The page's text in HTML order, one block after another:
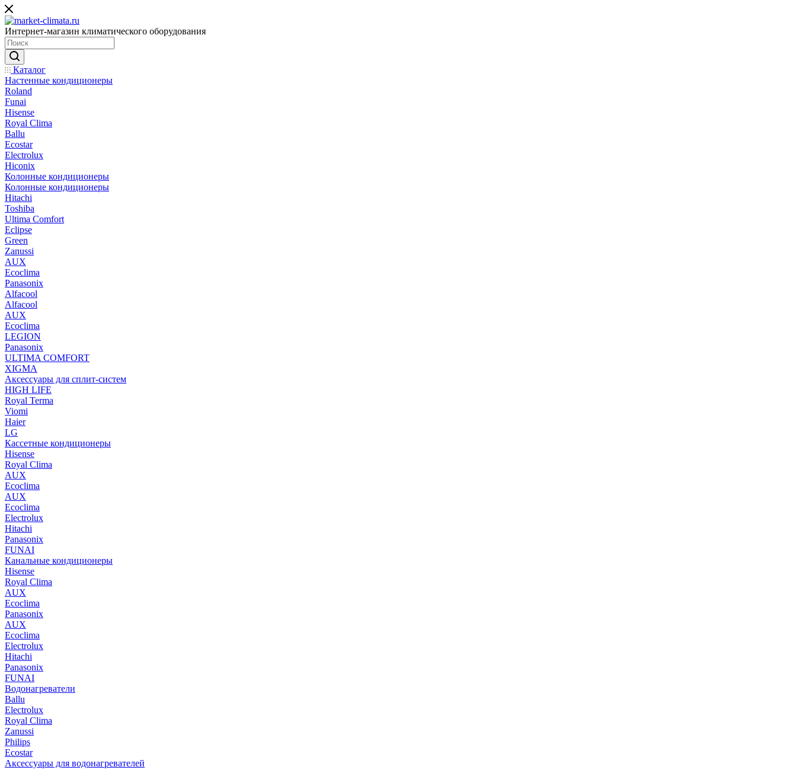
Интернет-магазин климатического оборудования
Каталог
Настенные кондиционеры
Roland
Funai
Hisense
Royal Clima
Ballu
Ecostar
Electrolux
Hiconix
Колонные кондиционеры
Колонные кондиционеры
Hitachi
Toshiba
Ultima Comfort
Eclipse
Green
Zanussi
AUX
Ecoclima
Panasonix
Alfacool
Alfacool
AUX
Ecoclima
LEGION
Panasonix
ULTIMA COMFORT
XIGMA
Аксессуары для сплит-систем
HIGH LIFE
Royal Terma
Viomi
Haier
LG
Кассетные кондиционеры
Hisense
Royal Clima
AUX
Ecoclima
AUX
Ecoclima
Electrolux
Hitachi
Panasonix
FUNAI
Канальные кондиционеры
Hisense
Royal Clima
AUX
Ecoclima
Panasonix
AUX
Ecoclima
Electrolux
Hitachi
Panasonix
FUNAI
Водонагреватели
Ballu
Electrolux
Royal Clima
Zanussi
Philips
Ecostar
Аксессуары для водонагревателей